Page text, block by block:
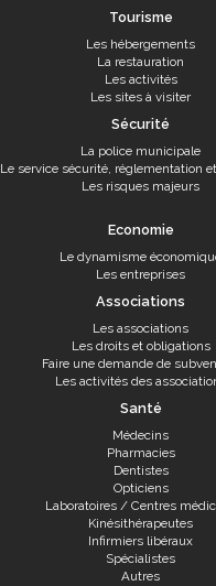
Tourisme
Les hébergements
La restauration
Les activités
Les sites à visiter
Sécurité
La police municipale
Le service sécurité, réglementation
Les risques majeurs
Economie
Le dynamisme
Les entreprises
Associations
Les associations
Les droits et obligations
Faire une demande de
Les activités des
Santé
Médecins
Pharmacies
Dentistes
Opticiens
Laboratoires / Centres
Kinésithérapeutes
Infirmiers libéraux
Spécialistes
Autres